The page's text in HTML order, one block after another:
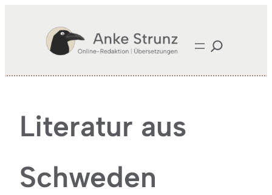
Literatur aus
Schweden